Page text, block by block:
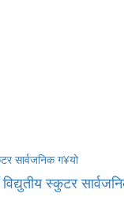
स्कुटर